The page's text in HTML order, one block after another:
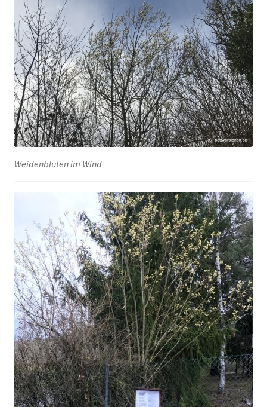
Weidenblüten im Wind